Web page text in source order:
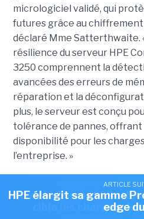
ARTICLE
Avec le Compute
cible les charges de
micrologiciel validé, qui
futures grâce au chiffrement
déclaré Mme Satterthwaite.
résilience du serveur HPE
3250 comprennent la
avancées des erreurs de
réparation et la
plus, le serveur est conçu
tolérance de pannes, offrant
disponibilité pour les
l’entreprise. »
Ce serveur - livré avec une
Hat) ou Windows Server -
ARTICLE
HPE élargit sa gamme
edge